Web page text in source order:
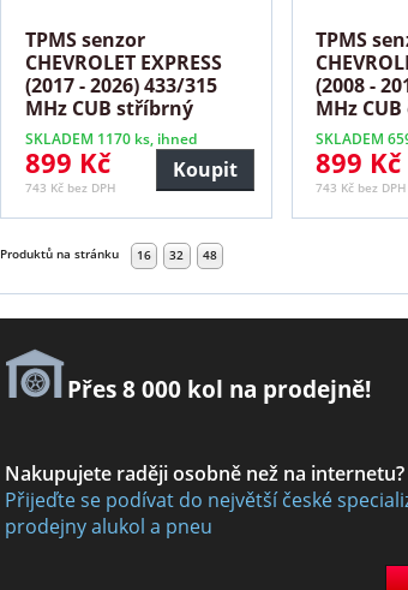
TPMS senzor
CHEVROLET EXPRESS
(2017 - 2026) 433/315
MHz CUB stříbrný
SKLADEM 1170 ks, ihned
899 Kč
743 Kč bez DPH
Koupit
TPMS
(2008 -
MHz
SKLADEM
899 Kč
743 Kč bez DPH
Produktů na stránku 16 32 48
Přes 8 000 kol na prodejně!
Nakupujete raději osobně než na internetu?
Přijeďte se podívat do největší české
prodejny alukol a pneu